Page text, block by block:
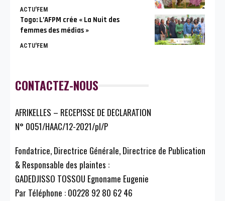
ACTU'FEM
Togo: L’AFPM crée « La Nuit des
femmes des médias »
ACTU'FEM
CONTACTEZ-NOUS
AFRIKELLES – RECEPISSE DE DECLARATION
N° 0051/HAAC/12-2021/pl/P
Fondatrice, Directrice Générale, Directrice de Publication
& Responsable des plaintes :
GADEDJISSO TOSSOU Egnoname Eugenie
Par Téléphone : 00228 92 80 62 46